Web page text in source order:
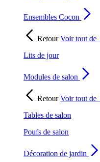
Ensembles Cocon
RetourVoir tout de
Lits de jour
Modules de salon
RetourVoir tout de
Tables de salon
Poufs de salon
Décoration de jardin